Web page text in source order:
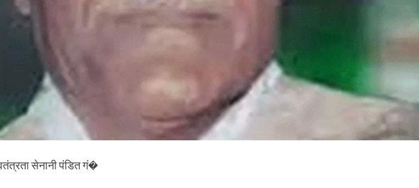
ज
सु
क
पं
डि
त
म
सेनानी पंडित गं�